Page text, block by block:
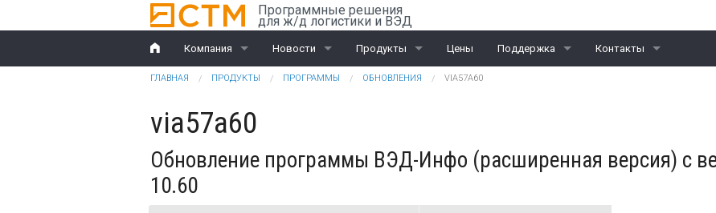
Перейти к основному содержанию Программные решения
для ж/д логистики и ВЭД
Компания
История
Награды
Партнеры
Клиенты
Новости
Компания
ВЭД
Продукты
Rail-Офис
ЭД и ПИ
Цены Поддержка Контакты
Калининград
Вы здесь
ГЛАВНАЯ ПРОДУКТЫ ПРОГРАММЫ ОБНОВЛЕНИЯ VIA57A60
via57a60
Обновление программы ВЭД-Инфо (расширенная версия) с
10.60